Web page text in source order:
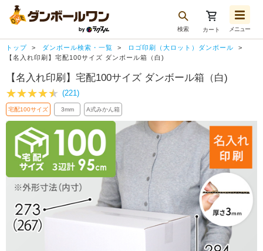
検索 カート メニュー
注文履歴
再注文
トップ ダンボール検索・一覧
ロゴ印刷（大ロット）ダンボール
【名入れ印刷】宅配100サイズ ダンボール箱（白)
【名入れ印刷】宅配100サイズ ダンボール箱（白)
(221)
宅配100サイズ 3mm A式みかん箱